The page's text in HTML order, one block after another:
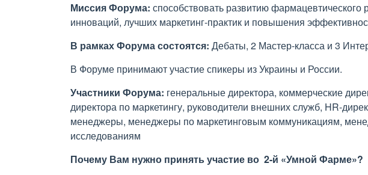
Миссия Форума: способствовать развитию фармацевтического
инноваций, лучших маркетинг-практик и повышения
В рамках Форума состоятся: Дебаты, 2 Мастер-класса и 3
В Форуме принимают участие спикеры из Украины и России.
Участники Форума: генеральные директора, коммерческие
директора по маркетингу, руководители внешних служб, HR-
менеджеры, менеджеры по маркетинговым коммуникациям,
исследованиям
Почему Вам нужно принять участие во 2-й «Умной Фарме»?